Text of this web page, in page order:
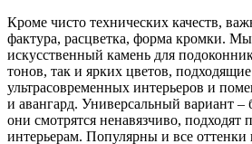
Кроме чисто технических качеств,
фактура, расцветка, форма кромки.
искусственный камень для
тонов, так и ярких цветов,
ультрасовременных интерьеров и
и авангард. Универсальный вариант –
они смотрятся ненавязчиво, подходят
интерьерам. Популярны и все